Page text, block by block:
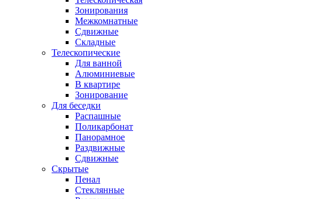
Зонирования
Межкомнатные
Сдвижные
Складные
Телескопические
Для ванной
Алюминиевые
В квартире
Зонирование
Для беседки
Распашные
Поликарбонат
Панорамное
Раздвижные
Сдвижные
Скрытые
Пенал
Стеклянные